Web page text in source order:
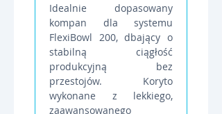
Idealnie dopasowany
kompan dla systemu
FlexiBowl 200, dbający o
stabilną ciągłość
produkcyjną bez
przestojów. Koryto
wykonane z lekkiego,
zaawansowanego